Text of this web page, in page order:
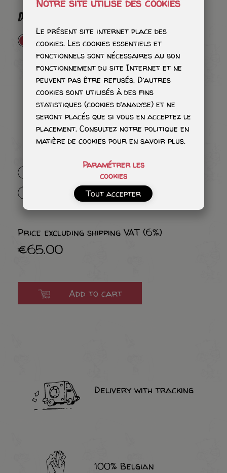
DEDICATION
Tête avec quelques ombres - 65€
Personnage ombré - 115€
Personnage aquarelle avec un petit
blork - 215€
Price excluding shipping VAT (6%)
€65.00
Add to cart
Delivery with tracking
100% Belgian
Notre site utilise des cookies
Le présent site internet place des
cookies. Les cookies essentiels et
fonctionnels sont nécessaires au bon
fonctionnement du site Internet et ne
peuvent pas être refusés. D’autres
cookies sont utilisés à des fins
statistiques (cookies d’analyse) et ne
seront placés que si vous en acceptez le
placement. Consultez notre politique en
matière de cookies pour en savoir plus.
Paramétrer les
cookies
Tout accepter